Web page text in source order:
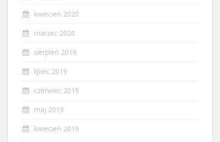
kwiecień 2020
marzec 2020
sierpień 2019
lipiec 2019
czerwiec 2019
maj 2019
kwiecień 2019